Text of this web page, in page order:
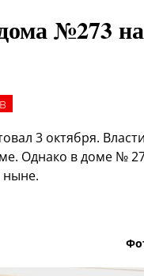
№273
3 октября.
Однако в доме №
ныне.